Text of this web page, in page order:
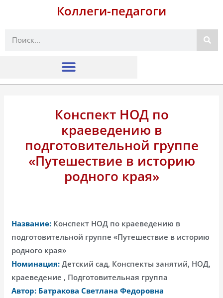
Коллеги-педагоги
Поиск
Конспект НОД по
краеведению в
подготовительной группе
«Путешествие в историю
родного края»
Название: Конспект НОД по краеведению в
подготовительной группе «Путешествие в историю
родного края»
Номинация: Детский сад, Конспекты занятий, НОД,
краеведение , Подготовительная группа
Автор: Батракова Светлана Федоровна